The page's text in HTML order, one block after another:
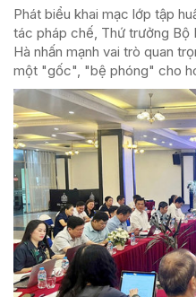
Phát biểu khai mạc lớp tập
tác pháp chế, Thứ trưởng Bộ
Hà nhấn mạnh vai trò quan
một "gốc", "bệ phóng" cho